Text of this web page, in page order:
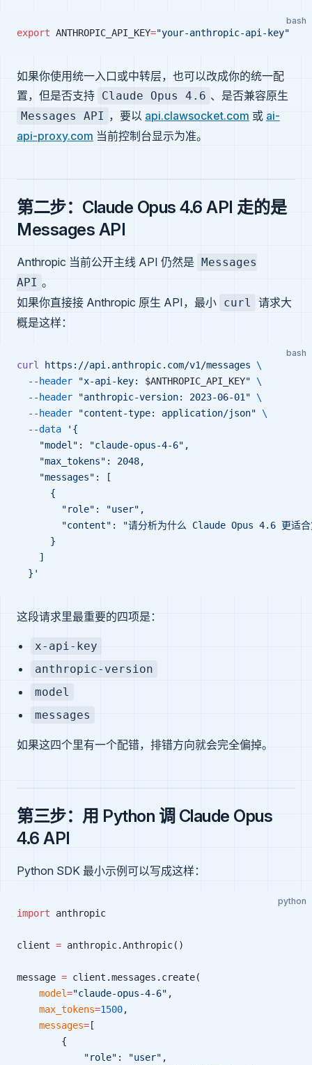
bash
export ANTHROPIC_API_KEY="your-anthropic-api-key"
如果你使用统一入口或中转层，也可以改成你的统一配
置，但是否支持 Claude Opus 4.6 、是否兼容原生
Messages API ，要以 api.clawsocket.com 或 ai-
api-proxy.com 当前控制台显示为准。
第二步：Claude Opus 4.6 API 走的是
Messages API
Anthropic 当前公开主线 API 仍然是 Messages
API 。
如果你直接接 Anthropic 原生 API，最小 curl
请求大
概是这样：
bash
curl https://api.anthropic.com/v1/messages \
  --header
"x-api-key: $ANTHROPIC_API_KEY" \
  --header
"anthropic-version: 2023-06-01" \
  --header
"content-type: application/json" \
  --data
'{
    "model": "claude-opus-4-6",
    "max_tokens": 2048,
    "messages": [
      {
        "role": "user",
"content": "请分析为什么 Claude Opus 4.6 更适
      }
    ]
  }'
这段请求里最重要的四项是：
x-api-key
anthropic-version
model
messages
如果这四个里有一个配错，排错方向就会完全偏掉。
第三步：用 Python 调 Claude Opus
4.6 API
Python SDK 最小示例可以写成这样：
python
import anthropic
client = anthropic.Anthropic()
message = client.messages.create(
    model
="claude-opus-4-6" ,
    max_tokens
=1500,
    messages
= [
        {
            "role"
: "user" ,